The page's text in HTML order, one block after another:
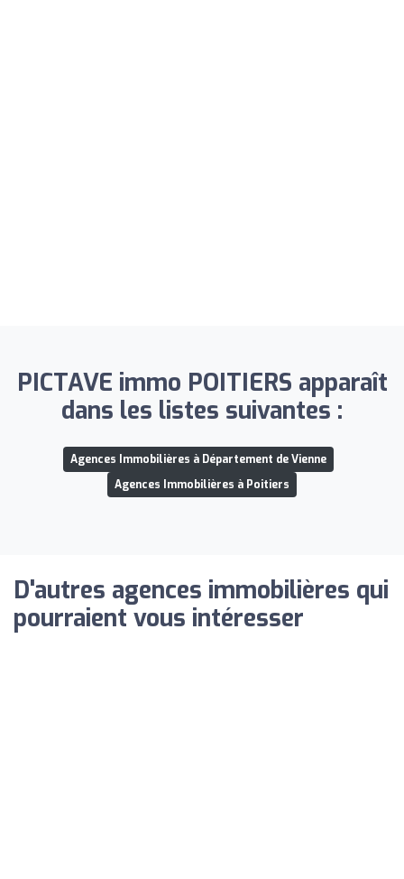
PICTAVE immo POITIERS apparaît
dans les listes suivantes :
Agences Immobilières à Département de Vienne
Agences Immobilières à Poitiers
D'autres agences immobilières qui
pourraient vous intéresser